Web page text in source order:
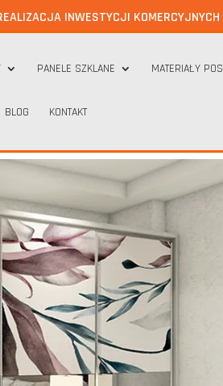
INWESTYCJI KOMERCYJNYCH
PANELE SZKLANE MATERIAŁY POS
BLOG KONTAKT